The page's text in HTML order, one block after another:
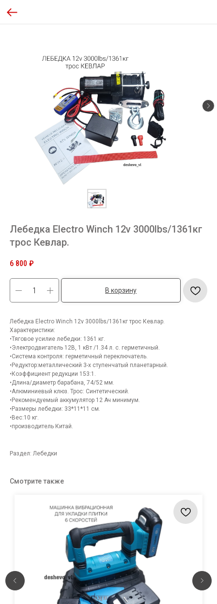
Лебедка Electro Winch 12v 3000lbs/1361кг
трос Кевлар.
6 800 ₽
В корзину
Лебедка Electro Winch 12v 3000lbs/1361кг трос Кевлар.
Характеристики:
•Тяговое усилие лебедки: 1361 кг.
•Электродвигатель 12В, 1 кВт /1.34 л. с. герметичный.
•Система контроля: герметичный переключатель.
•Редуктор:металлический 3-х ступенчатый планетарный.
•Коэффициент редукции 153:1.
•Длина/диаметр барабана, 74/52 мм.
•Алюминиевый клюз. Трос: Синтетический.
•Рекомендуемый аккумулятор 12 Ач минимум.
•Размеры лебедки: 33*11*11 см.
•Вес:10 кг.
•производитель Китай.
Раздел: Лебедки
Смотрите также